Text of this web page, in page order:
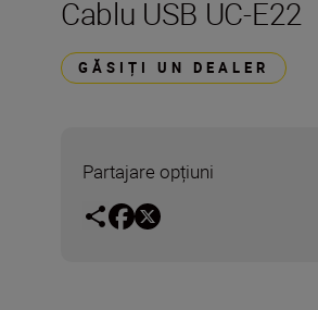
Cablu USB UC-E22
GĂSIȚI UN DEALER
Partajare opțiuni